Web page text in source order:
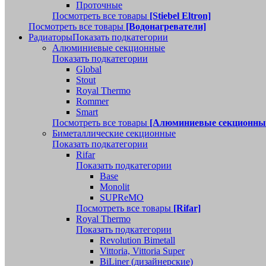
Проточные
Посмотреть все товары [Stiebel Eltron]
Посмотреть все товары [Водонагреватели]
РадиаторыПоказать подкатегории
Алюминиевые секционные
Показать подкатегории
Global
Stout
Royal Thermo
Rommer
Smart
Посмотреть все товары [Алюминиевые
Биметаллические секционные
Показать подкатегории
Rifar
Показать подкатегории
Base
Monolit
SUPReMO
Посмотреть все товары [Rifar]
Royal Thermo
Показать подкатегории
Revolution Bimetall
Vittoria, Vittoria Super
BiLiner (дизайнерские)